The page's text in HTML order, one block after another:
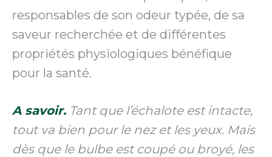
responsables de son odeur typée, de sa
saveur recherchée et de différentes
propriétés physiologiques bénéfique
pour la santé.
A savoir. Tant que l’échalote est intacte,
tout va bien pour le nez et les yeux. Mais
dès que le bulbe est coupé ou broyé, les